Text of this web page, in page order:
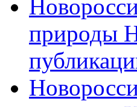
природы